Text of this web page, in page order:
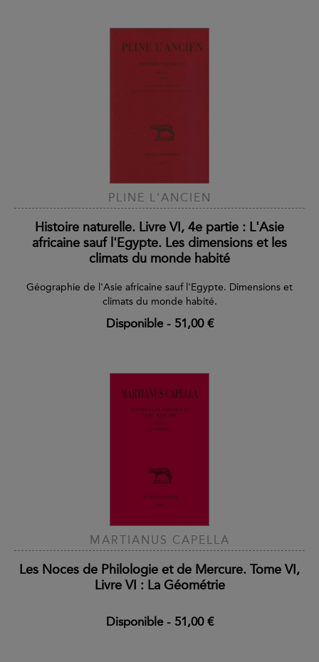
PLINE L'ANCIEN
Histoire naturelle. Livre VI, 4e partie : L'Asie
africaine sauf l'Egypte. Les dimensions et les
climats du monde habité
Géographie de l'Asie africaine sauf l'Egypte. Dimensions et
climats du monde habité.
Disponible- 51,00 €
MARTIANUS CAPELLA
Les Noces de Philologie et de Mercure. Tome VI,
Livre VI : La Géométrie
Disponible- 51,00 €